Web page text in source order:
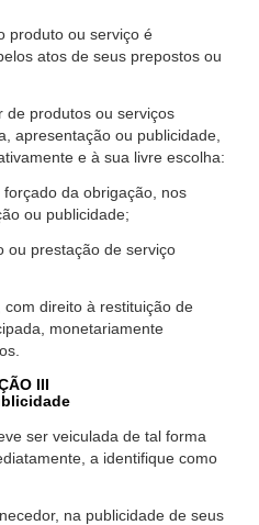
produto ou serviço é
atos de seus prepostos ou
de produtos ou serviços
apresentação ou publicidade,
e à sua livre escolha:
da obrigação, nos
ou publicidade;
ou prestação de serviço
direito à restituição de
monetariamente
III
ser veiculada de tal forma
a identifique como
na publicidade de seus